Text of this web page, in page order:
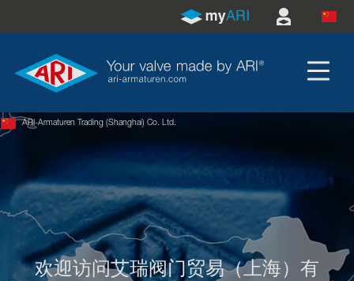
ARI-Armaturen Trading (Shanghai) Co. Ltd.
欢迎访问艾瑞阀门贸易（上海）有